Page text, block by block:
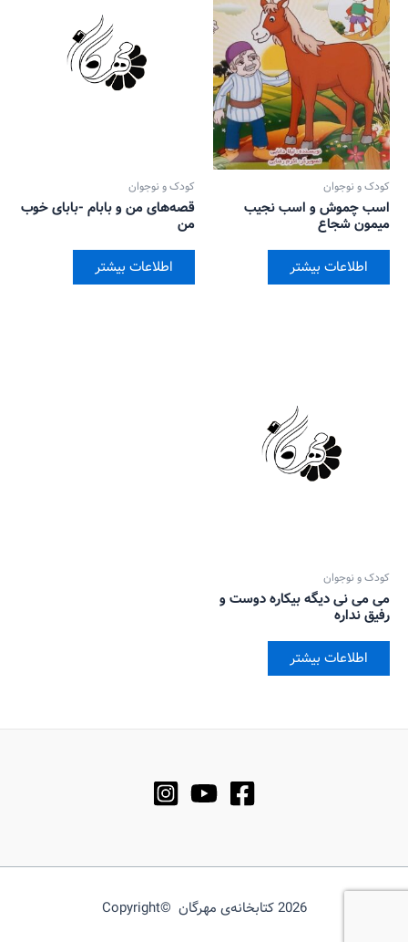
کودک و نوجوان
اسب چموش و اسب نجیب
میمون شجاع
اطلاعات بیشتر
کودک و نوجوان
قصه‌های من و بابام -بابای خوب
من
اطلاعات بیشتر
کودک و نوجوان
می می نی دیگه بیکاره دوست و
رفیق نداره
اطلاعات بیشتر
2026 کتابخانه‌ی مهرگان ©Copyright